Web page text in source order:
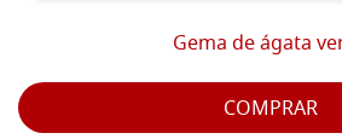
Gema de ágata
COMPRAR